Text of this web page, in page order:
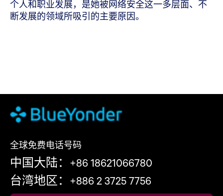
个人和职业发展，是她被网络安全这一多层面、不
断发展的领域所吸引的主要原因。
全球免费电话号码
中国大陆：+86 18621066780
台湾地区：+886 2 3725 7756